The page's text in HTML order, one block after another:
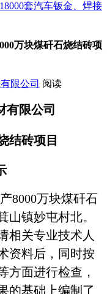
套汽车钣金、焊接
万块煤矸石烧结砖项
限公司 阅读
有限公司
结砖项目
8000万块煤矸石
山镇妙屯村北。
相关专业技术人
资料后，同时按
方面进行检查，
的基础上编制了